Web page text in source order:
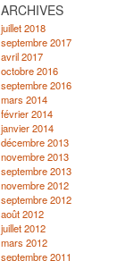
ARCHIVES
juillet 2018
septembre 2017
avril 2017
octobre 2016
septembre 2016
mars 2014
février 2014
janvier 2014
décembre 2013
novembre 2013
septembre 2013
novembre 2012
septembre 2012
août 2012
juillet 2012
mars 2012
septembre 2011